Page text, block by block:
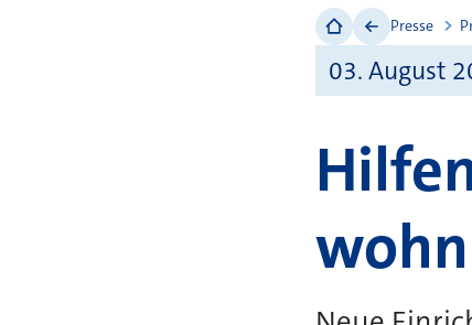
Presse
03. August